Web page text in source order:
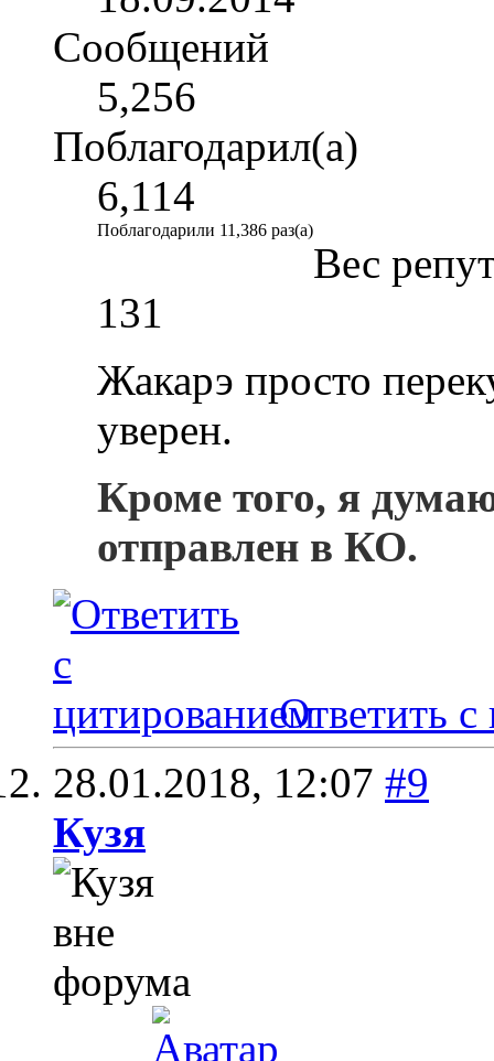
Сообщений
5,256
Поблагодарил(а)
6,114
Поблагодарили 11,386 раз(а)
Вес
131
Жакарэ просто
уверен.
Кроме того, я
отправлен в КО.
Ответить с
28.01.2018, 12:07 #9
Кузя